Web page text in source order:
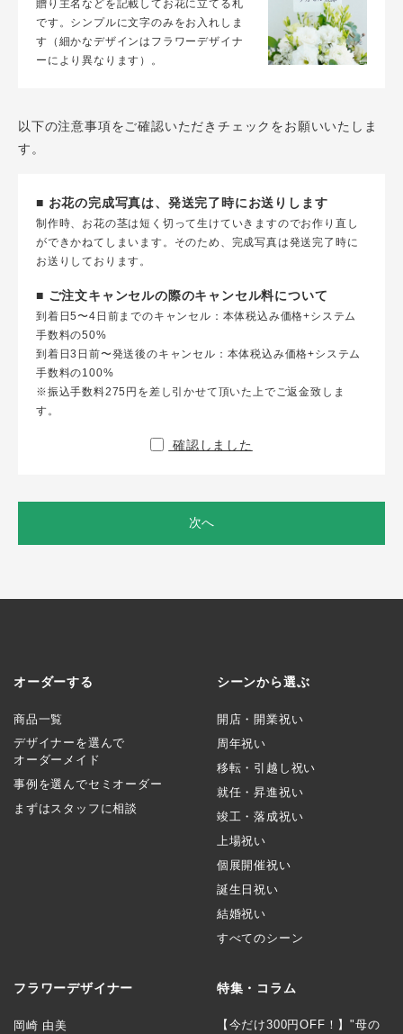
贈り主名などを記載してお花に立てる札
です。シンプルに文字のみをお入れしま
す（細かなデザインはフラワーデザイナ
ーにより異なります）。
以下の注意事項をご確認いただきチェックをお願いいたしま
す。
■ お花の完成写真は、発送完了時にお送りします
制作時、お花の茎は短く切って生けていきますのでお作り直し
ができかねてしまいます。そのため、完成写真は発送完了時に
お送りしております。
■ ご注文キャンセルの際のキャンセル料について
到着日5〜4日前までのキャンセル：本体税込み価格+システム
手数料の50%
到着日3日前〜発送後のキャンセル：本体税込み価格+システム
手数料の100%
※振込手数料275円を差し引かせて頂いた上でご返金致しま
す。
確認しました
次へ
オーダーする
商品一覧
デザイナーを選んで
オーダーメイド
事例を選んでセミオーダー
まずはスタッフに相談
シーンから選ぶ
開店・開業祝い
周年祝い
移転・引越し祝い
就任・昇進祝い
竣工・落成祝い
上場祝い
個展開催祝い
誕生日祝い
結婚祝い
すべてのシーン
フラワーデザイナー
岡崎 由美
特集・コラム
【今だけ300円OFF！】"母の